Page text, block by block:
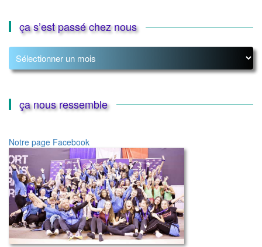
ça s’est passé chez nous
ça
s’est
passé
nousça nous ressemble
Notre page Facebook